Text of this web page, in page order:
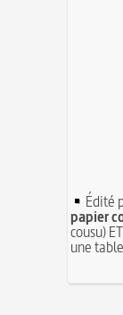
Édité
papier
cousu)
une